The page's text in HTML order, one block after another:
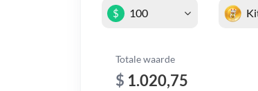
$
Totale waarde
$ 1.020,75